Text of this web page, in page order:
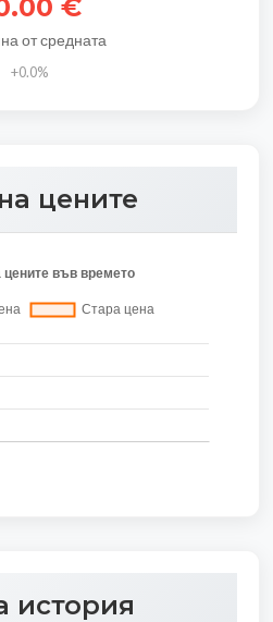
€
от средната
+0.0%
цените
история